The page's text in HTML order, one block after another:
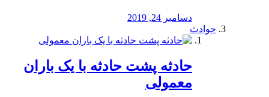
دسامبر 24, 2019
حوادث
️حادثه پشت حادثه با یک باران
معمولی